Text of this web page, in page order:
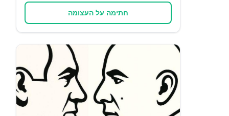
חתימה על העצומה